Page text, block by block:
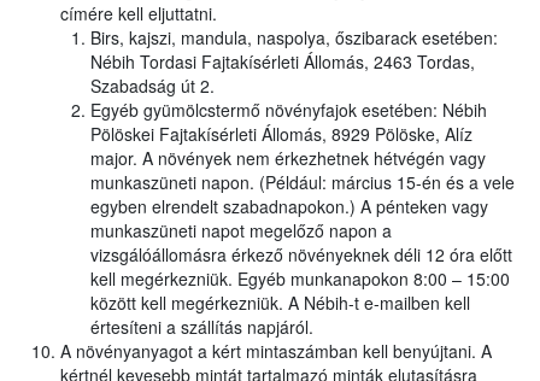
címére kell eljuttatni.
Birs, kajszi, mandula, naspolya, őszibarack esetében:
Nébih Tordasi Fajtakísérleti Állomás, 2463 Tordas,
Szabadság út 2.
Egyéb gyümölcstermő növényfajok esetében: Nébih
Pölöskei Fajtakísérleti Állomás, 8929 Pölöske, Alíz
major. A növények nem érkezhetnek hétvégén vagy
munkaszüneti napon. (Például: március 15-én és a vele
egyben elrendelt szabadnapokon.) A pénteken vagy
munkaszüneti napot megelőző napon a
vizsgálóállomásra érkező növényeknek déli 12 óra előtt
kell megérkezniük. Egyéb munkanapokon 8:00 – 15:00
között kell megérkezniük. A Nébih-t e-mailben kell
értesíteni a szállítás napjáról.
A növényanyagot a kért mintaszámban kell benyújtani. A
kértnél kevesebb mintát tartalmazó minták elutasításra